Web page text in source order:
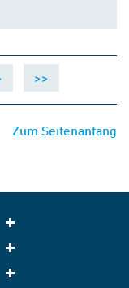
>>
Zum Seitenanfang